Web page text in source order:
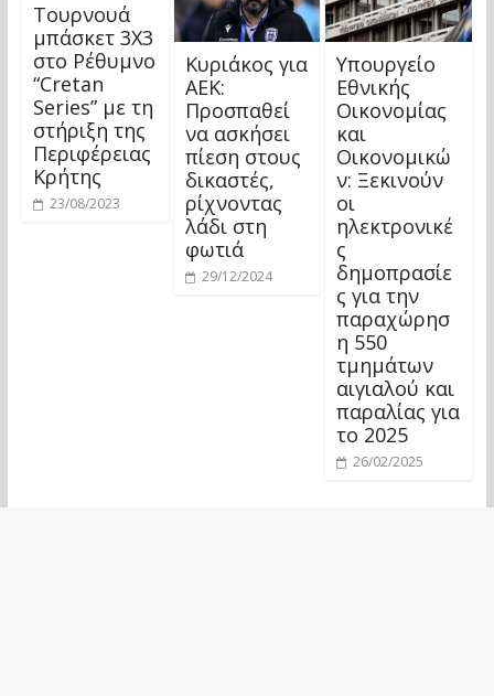
Τουρνουά
μπάσκετ 3Χ3
στο Ρέθυμνο
“Cretan
Series” με τη
στήριξη της
Περιφέρειας
Κρήτης
23/08/2023
Κυριάκος για
ΑΕΚ:
Προσπαθεί
να ασκήσει
πίεση στους
δικαστές,
ρίχνοντας
λάδι στη
φωτιά
29/12/2024
Υπουργείο
Εθνικής
Οικονομίας
και
Οικονομικώ
ν: Ξεκινούν
οι
ηλεκτρονικέ
ς
δημοπρασίε
ς για την
παραχώρησ
η 550
τμημάτων
αιγιαλού και
παραλίας για
το 2025
26/02/2025